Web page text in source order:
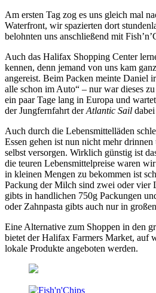
Am ersten Tag zog es uns gleich mal
Waterfront, wir spazierten dort
belohnten uns anschließend mit
Auch das Halifax Shopping Center
kennen, denn jemand von uns kam
angereist. Beim Packen meinte Daniel
alle schon im Auto“ – nur war dieses
ein paar Tage lang in Europa und
der Jungfernfahrt derAtlantic Sail
Auch durch die Lebensmittelläden
Essen gehen ist nun nicht mehr
selbst versorgen. Wirklich günstig ist
die teuren Lebensmittelpreise waren
in kleinen Mengen zu bekommen ist
Packung der Milch sind zwei oder vier
gibts in handlichen 750g Packungen
oder Zahnpasta gibts auch nur in
Eine Alternative zum Shoppen in den
bietet der Halifax Farmers Market, auf
lokale Produkte angeboten werden.